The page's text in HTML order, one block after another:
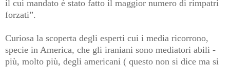
il cui mandato è stato fatto il maggior numero di rimpatri
forzati”.
Curiosa la scoperta degli esperti cui i media ricorrono,
specie in America, che gli iraniani sono mediatori abili -
più, molto più, degli americani ( questo non si dice ma si